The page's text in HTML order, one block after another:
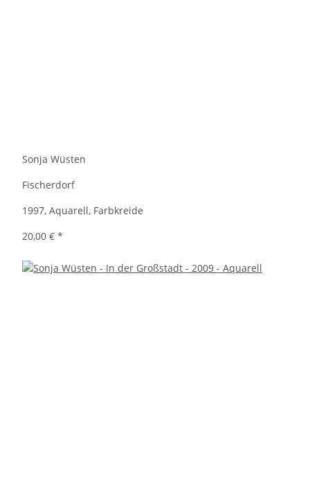
Sonja Wüsten
Fischerdorf
1997, Aquarell, Farbkreide
20,00 € *